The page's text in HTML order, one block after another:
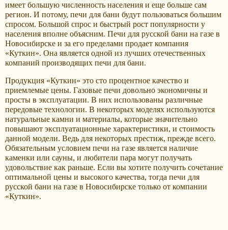
имеет большую численность населения и еще больше сам
регион. И потому, печи для бани будут пользоваться большим
спросом. Большой спрос и быстрый рост популярности у
населения вполне объясним. Печи для русской бани на газе в
Новосибирске и за его пределами продает компания
«Куткин». Она является одной из лучших отечественных
компаний производящих печи для бани.
Продукция «Куткин» это сто процентное качество и
приемлемые цены. Газовые печи довольно экономичны и
просты в эксплуатации. В них использованы различные
передовые технологии. В некоторых моделях используются
натуральные камни и материалы, которые значительно
повышают эксплуатационные характеристики, и стоимость
данной модели. Ведь для некоторых престиж, прежде всего.
Обязательным условием печи на газе является наличие
каменки или сауны, и любители пара могут получать
удовольствие как раньше. Если вы хотите получить сочетание
оптимальной цены и высокого качества, тогда печи для
русской бани на газе в Новосибирске только от компании
«Куткин».